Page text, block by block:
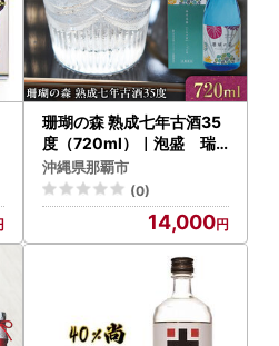
珊瑚の森 熟成七年古酒35
度（720ml）｜泡盛 瑞
穂 人気 酒
沖縄県那覇市
(0)
14,000